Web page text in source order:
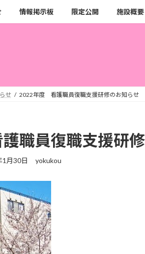
情報掲示板 限定公開 施設概要
せ 2022年度 看護職員復職支援研修のお知らせ
職員復職支援研
1月30日 yokukou